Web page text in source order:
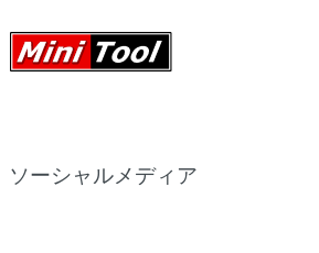
ソーシャルメディア